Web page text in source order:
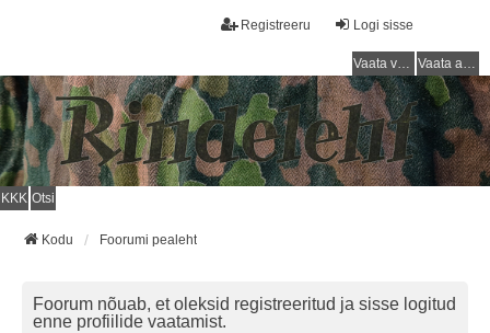
Logi sisse
Registreeru
Vaata vastamata teemasi Vaata aktiivseid teemasid
KKK Otsi
Kodu Foorumi pealeht
Foorum nõuab, et oleksid registreeritud ja sisse logitud
enne profiilide vaatamist.